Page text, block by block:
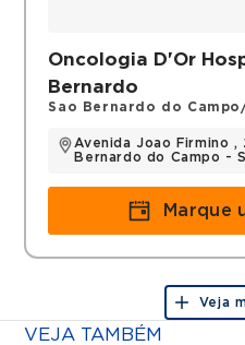
Membro da
Oncologia Clínica
Oncologia D'Or
Bernardo
Sao Bernardo do Campo/
Avenida Joao Firmino ,
Bernardo do Campo -
Marque
Veja
VEJA TAMBÉM